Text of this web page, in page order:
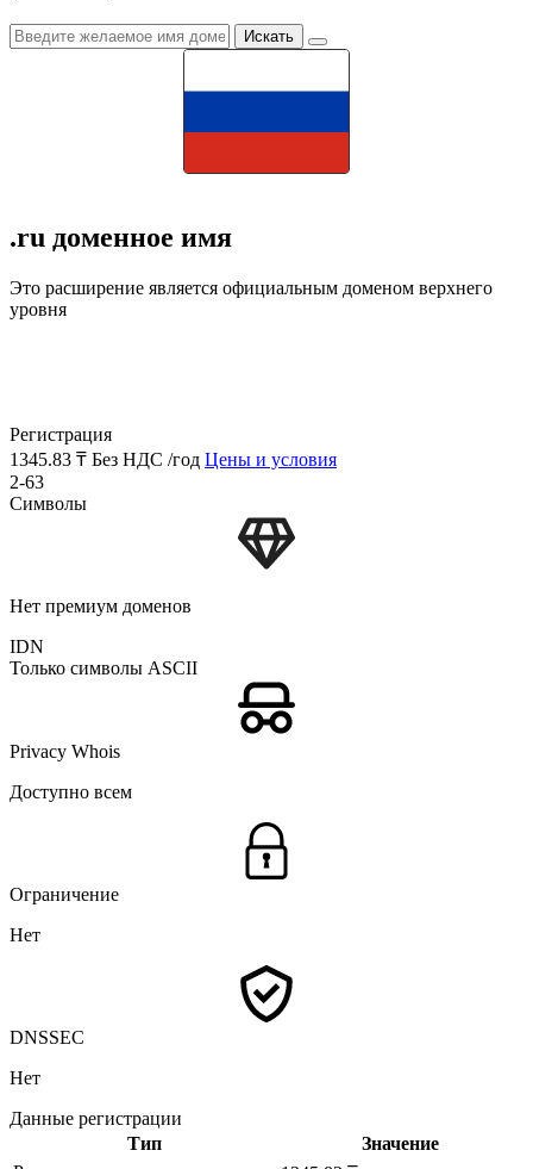
.ru доменное имя
Это расширение является официальным доменом верхнего
уровня
Регистрация
1345.83 ₸ Без НДС /год Цены и условия
2-63
Символы
Нет премиум доменов
IDN
Только символы ASCII
Privacy Whois
Доступно всем
Ограничение
Нет
DNSSEC
Нет
Данные регистрации
Тип
Значение